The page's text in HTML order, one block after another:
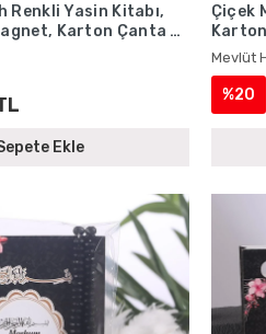
Renkli Yasin Kitabı,
Karton Çanta ve
Ekle
Çiçek
Mevlüt
%20